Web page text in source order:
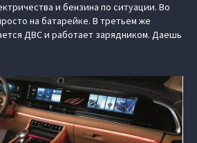
и бензина по ситуации. Во
на батарейке. В третьем же
ДВС и работает зарядником. Даешь